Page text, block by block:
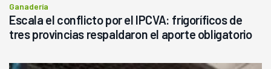
Ganadería
Escala el conflicto por el IPCVA: frigoríficos de
tres provincias respaldaron el aporte obligatorio